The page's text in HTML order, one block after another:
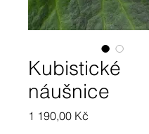
Kubistické
náušnice
1 190,00 Kč